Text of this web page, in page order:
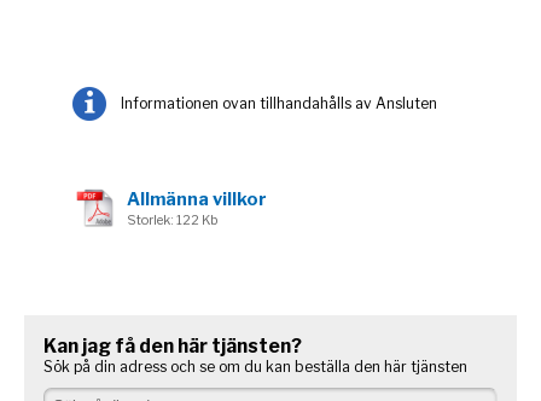
Informationen ovan tillhandahålls av Ansluten
Allmänna villkor
Storlek: 122 Kb
Kan jag få den här tjänsten?
Sök på din adress och se om du kan beställa den här tjänsten